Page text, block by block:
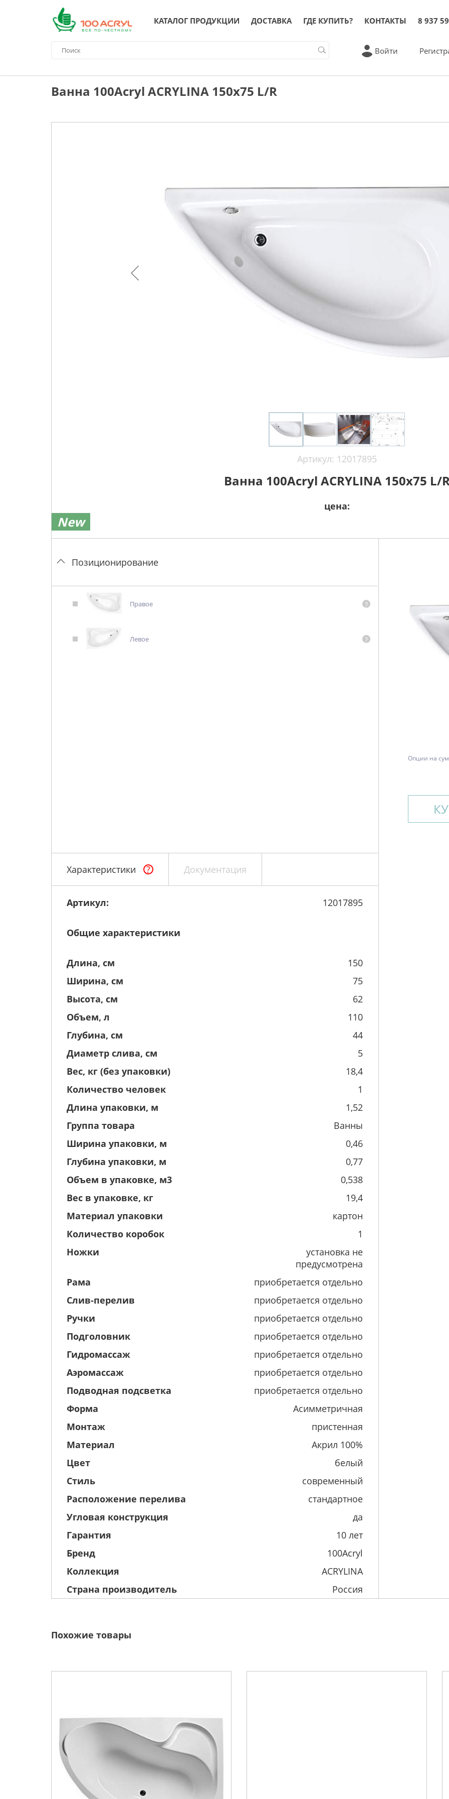
КАТАЛОГ ПРОДУКЦИИ ДОСТАВКА ГДЕ КУПИТЬ? КОНТАКТЫ 8 937
Войти
Ванна 100Acryl ACRYLINA 150x75 L/R
Артикул: 12017895
Ванна 100Acryl ACRYLINA 150x75 L/
цена:
New
Позиционирование
Правое ?
Левое ?
Опции на
Характеристики ? Документация
Артикул: 12017895
Общие характеристики
Длина, см
150
Ширина, см
75
Высота, см
62
Объем, л
110
Глубина, см
44
Диаметр слива, см
5
Вес, кг (без упаковки)
18,4
Количество человек
1
Длина упаковки, м
1,52
Группа товара
Ванны
Ширина упаковки, м
0,46
Глубина упаковки, м
0,77
Объем в упаковке, м3
0,538
Вес в упаковке, кг
19,4
Материал упаковки
картон
Количество коробок
1
Ножки
установка не
предусмотрена
Рама
приобретается отдельно
Слив-перелив
приобретается отдельно
Ручки
приобретается отдельно
Подголовник
приобретается отдельно
Гидромассаж
приобретается отдельно
Аэромассаж
приобретается отдельно
Подводная подсветка
приобретается отдельно
Форма
Асимметричная
Монтаж
пристенная
Материал
Акрил 100%
Цвет
белый
Стиль
современный
Расположение перелива
стандартное
Угловая конструкция
да
Гарантия
10 лет
Бренд
100Acryl
Коллекция
ACRYLINA
Страна производитель
Россия
Похожие товары